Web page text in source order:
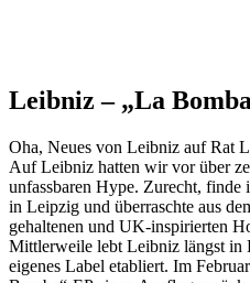
Leibniz – „La
Oha, Neues von Leibniz auf Rat
Auf Leibniz hatten wir vor über
unfassbaren Hype. Zurecht, finde
in Leipzig und überraschte aus
gehaltenen und UK-inspirierten
Mittlerweile lebt Leibniz längst in
eigenes Label etabliert. Im